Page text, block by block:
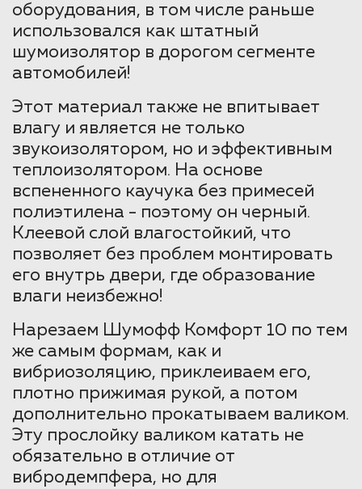
оборудования, в том числе раньше
использовался как штатный
шумоизолятор в дорогом сегменте
автомобилей!
Этот материал также не впитывает
влагу и является не только
звукоизолятором, но и эффективным
теплоизолятором. На основе
вспененного каучука без примесей
полиэтилена - поэтому он черный.
Клеевой слой влагостойкий, что
позволяет без проблем монтировать
его внутрь двери, где образование
влаги неизбежно!
Нарезаем Шумофф Комфорт 10 по тем
же самым формам, как и
вибриозоляцию, приклеиваем его,
плотно прижимая рукой, а потом
дополнительно прокатываем валиком.
Эту прослойку валиком катать не
обязательно в отличие от
вибродемпфера, но для